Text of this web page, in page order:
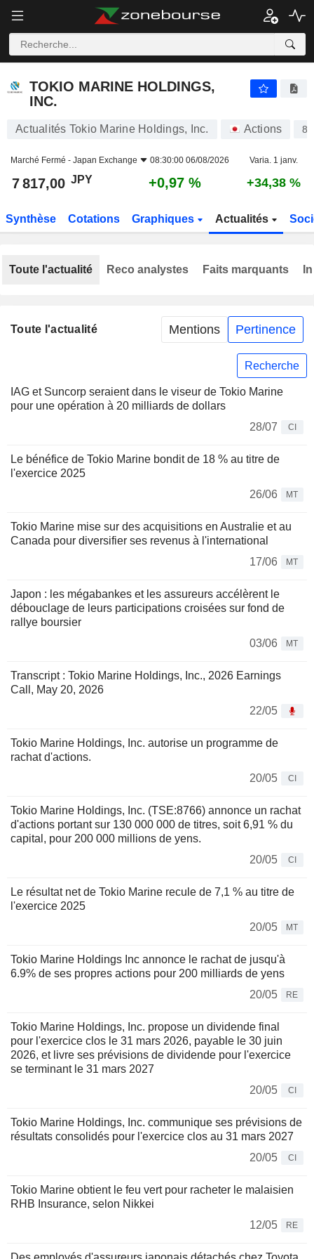
TOKIO MARINE HOLDINGS,
INC.
Actualités Tokio Marine Holdings, Inc. Actions
Marché Fermé - Japan Exchange 08:30:00 06/08/2026 Varia. 1 janv.
7 817,00 JPY +0,97 % +34,38 %
Synthèse Cotations Graphiques Actualités
Toute l'actualité Mentions Pertinence
Recherche
IAG et Suncorp seraient dans le viseur de Tokio Marine
pour une opération à 20 milliards de dollars
28/07
CI
Le bénéfice de Tokio Marine bondit de 18 % au titre de
l'exercice 2025
26/06
MT
Tokio Marine mise sur des acquisitions en Australie et au
Canada pour diversifier ses revenus à l'international
17/06
MT
Japon : les mégabankes et les assureurs accélèrent le
débouclage de leurs participations croisées sur fond de
rallye boursier
03/06
MT
Transcript : Tokio Marine Holdings, Inc., 2026 Earnings
Call, May 20, 2026
22/05
Tokio Marine Holdings, Inc. autorise un programme de
rachat d'actions.
20/05
CI
Tokio Marine Holdings, Inc. (TSE:8766) annonce un rachat
d'actions portant sur 130 000 000 de titres, soit 6,91 % du
capital, pour 200 000 millions de yens.
20/05
CI
Le résultat net de Tokio Marine recule de 7,1 % au titre de
l'exercice 2025
20/05
MT
Tokio Marine Holdings Inc annonce le rachat de jusqu'à
6.9% de ses propres actions pour 200 milliards de yens
20/05
RE
Tokio Marine Holdings, Inc. propose un dividende final
pour l'exercice clos le 31 mars 2026, payable le 30 juin
2026, et livre ses prévisions de dividende pour l'exercice
se terminant le 31 mars 2027
20/05
CI
Tokio Marine Holdings, Inc. communique ses prévisions de
résultats consolidés pour l'exercice clos au 31 mars 2027
20/05
CI
Tokio Marine obtient le feu vert pour racheter le malaisien
RHB Insurance, selon Nikkei
12/05
RE
Toute l'actualité Reco analystes Faits marquants